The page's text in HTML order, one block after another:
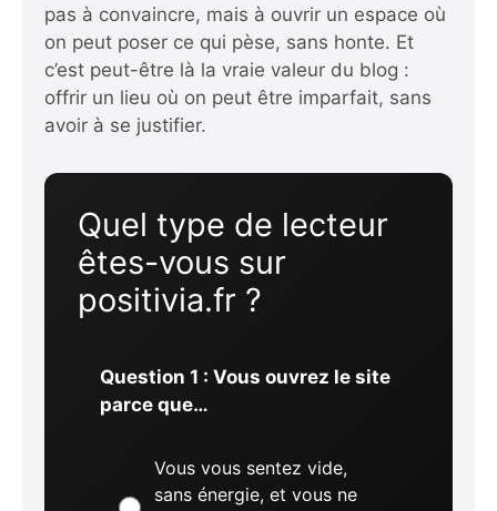
pas à convaincre, mais à ouvrir un espace où
on peut poser ce qui pèse, sans honte. Et
c’est peut-être là la vraie valeur du blog :
offrir un lieu où on peut être imparfait, sans
avoir à se justifier.
Quel type de lecteur
êtes-vous sur
positivia.fr ?
Question 1 : Vous ouvrez le site
parce que…
Vous vous sentez vide,
sans énergie, et vous ne